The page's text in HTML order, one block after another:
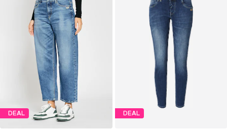
DEAL DEAL